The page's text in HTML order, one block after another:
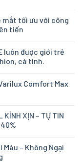
mắt tối ưu với công
tiến
luôn được giới trẻ
cá tính.
Comfort Max
KÍNH XỊN – TỰ TIN
40%
– Không Ngại